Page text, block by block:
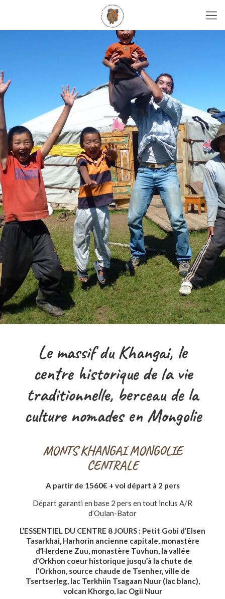
Le massif du Khangai, le
centre historique de la vie
traditionnelle, berceau de la
culture nomades en Mongolie
MONTS KHANGAI MONGOLIE
CENTRALE
A partir de 1560€ + vol départ à 2 pers
Départ garanti en base 2 pers en tout inclus A/R
d’Oulan-Bator
L’ESSENTIEL DU CENTRE 8 JOURS : Petit Gobi d’Elsen
Tasarkhai, Harhorin ancienne capitale, monastère
d’Herdene Zuu, monastère Tuvhun, la vallée
d’Orkhon coeur historique jusqu’à la chute de
l’Orkhon, source chaude de Tsenher, ville de
Tsertserleg, lac Terkhiin Tsagaan Nuur (lac blanc),
volcan Khorgo, lac Ogii Nuur